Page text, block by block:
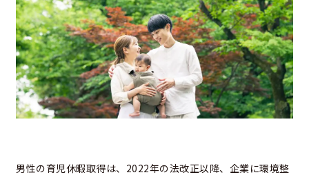
男性の育児休暇取得は、2022年の法改正以降、企業に環境整